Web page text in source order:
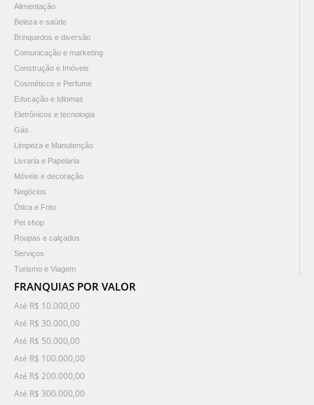
Alimentação
Beleza e saúde
Brinquedos e diversão
Comunicação e marketing
Construção e Imóveis
Cosméticos e Perfume
Educação e Idiomas
Eletrônicos e tecnologia
Gás
Limpeza e Manutenção
Livraria e Papelaria
Móveis e decoração
Negócios
Ótica e Foto
Pet shop
Roupas e calçados
Serviços
Turismo e Viagem
FRANQUIAS POR VALOR
Até R$ 10.000,00
Até R$ 30.000,00
Até R$ 50.000,00
Até R$ 100.000,00
Até R$ 200.000,00
Até R$ 300.000,00